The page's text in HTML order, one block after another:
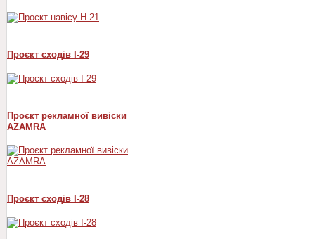
Проєкт сходів I-29
Проєкт рекламної вивіски
AZAMRA
Проєкт сходів I-28